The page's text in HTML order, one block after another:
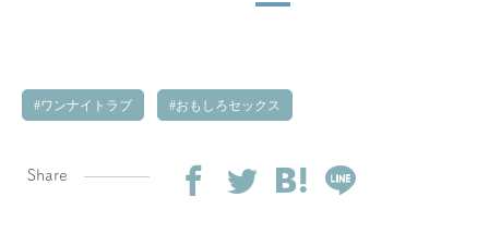
ワンナイトラブ おもしろセックス
Share